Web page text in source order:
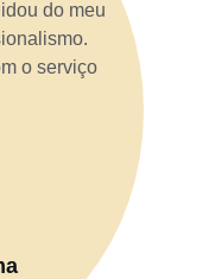
do meu
o serviço